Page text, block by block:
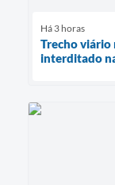
Há 3 horas
Trecho viário
interditado